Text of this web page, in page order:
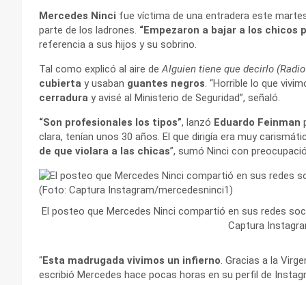
Mercedes Ninci fue víctima de una entradera este
parte de los ladrones. “Empezaron a bajar a los chicos
referencia a sus hijos y su sobrino.
Tal como explicó al aire deAlguien tiene que decirlo
cubierta y usaban guantes negros. “Horrible lo que
cerradura y avisé al Ministerio de Seguridad”, señaló.
“Son profesionales los tipos”, lanzó Eduardo Feinman
clara, tenían unos 30 años. El que dirigía era muy
de que violara a las chicas”, sumó Ninci con
El posteo que Mercedes Ninci compartió en sus redes
Captura
“Esta madrugada vivimos un infierno. Gracias a la
escribió Mercedes hace pocas horas en su perfil de